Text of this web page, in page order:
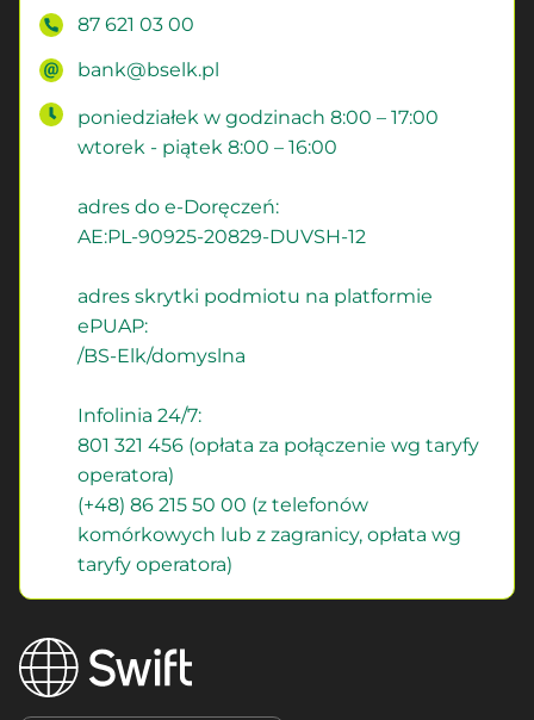
87 621 03 00
bank@bselk.pl
poniedziałek w godzinach 8:00 – 17:00
wtorek - piątek 8:00 – 16:00
adres do e-Doręczeń:
AE:PL-90925-20829-DUVSH-12
adres skrytki podmiotu na platformie
ePUAP:
/BS-Elk/domyslna
Infolinia 24/7:
801 321 456 (opłata za połączenie wg taryfy
operatora)
(+48) 86 215 50 00 (z telefonów
komórkowych lub z zagranicy, opłata wg
taryfy operatora)